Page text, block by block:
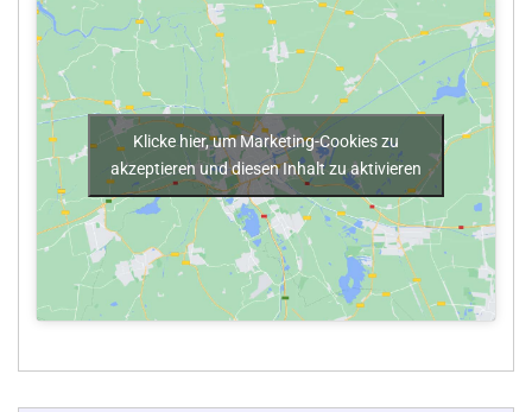
Klicke hier, um Marketing-Cookies zu
akzeptieren und diesen Inhalt zu aktivieren